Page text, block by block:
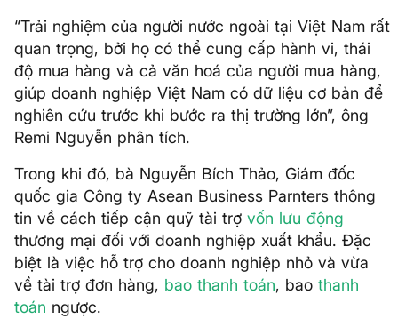
“Trải nghiệm của người nước ngoài tại Việt Nam rất
quan trọng, bởi họ có thể cung cấp hành vi, thái
độ mua hàng và cả văn hoá của người mua hàng,
giúp doanh nghiệp Việt Nam có dữ liệu cơ bản để
nghiên cứu trước khi bước ra thị trường lớn”, ông
Remi Nguyễn phân tích.
Trong khi đó, bà Nguyễn Bích Thảo, Giám đốc
quốc gia Công ty Asean Business Parnters thông
tin về cách tiếp cận quỹ tài trợ vốn lưu động
thương mại đối với doanh nghiệp xuất khẩu. Đặc
biệt là việc hỗ trợ cho doanh nghiệp nhỏ và vừa
về tài trợ đơn hàng, bao thanh toán, bao thanh
toán ngược.